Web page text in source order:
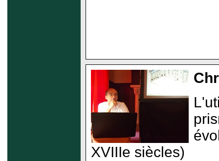
XVIIIe siècles)